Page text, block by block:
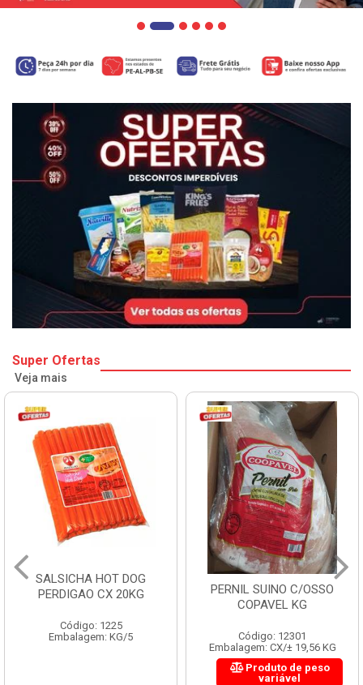
Super Ofertas
Veja mais
SALSICHA HOT DOG
PERDIGAO CX 20KG
Código: 1225
Embalagem: KG/5
PERNIL SUINO C/OSSO
COPAVEL KG
Código: 12301
Embalagem: CX/± 19,56 KG
Produto de peso
variável